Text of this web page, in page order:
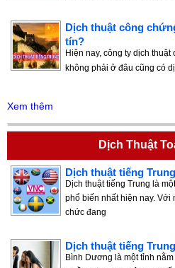
Dịch thuật công
tín?
Hiện nay, công ty dịch
không phải ở đâu cũng có
Xem thêm
Dịch Thuật
Dịch thuật tiếng
Dịch thuật tiếng Trung là
phổ biến nhất hiện nay. Với
chức đang
Dịch thuật tiếng
Bình Dương là một tỉnh